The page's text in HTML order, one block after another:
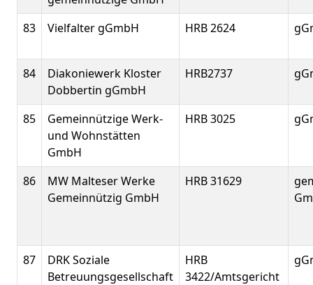
83 Vielfalter gGmbH HRB 2624
84
Diakoniewerk Kloster
Dobbertin gGmbH
HRB2737
85
Gemeinnützige Werk-
und Wohnstätten
GmbH
HRB 3025
86
MW Malteser Werke
Gemeinnützig GmbH
HRB 31629
87
DRK Soziale
Betreuungsgesellschaft
HRB
3422/Amtsgericht